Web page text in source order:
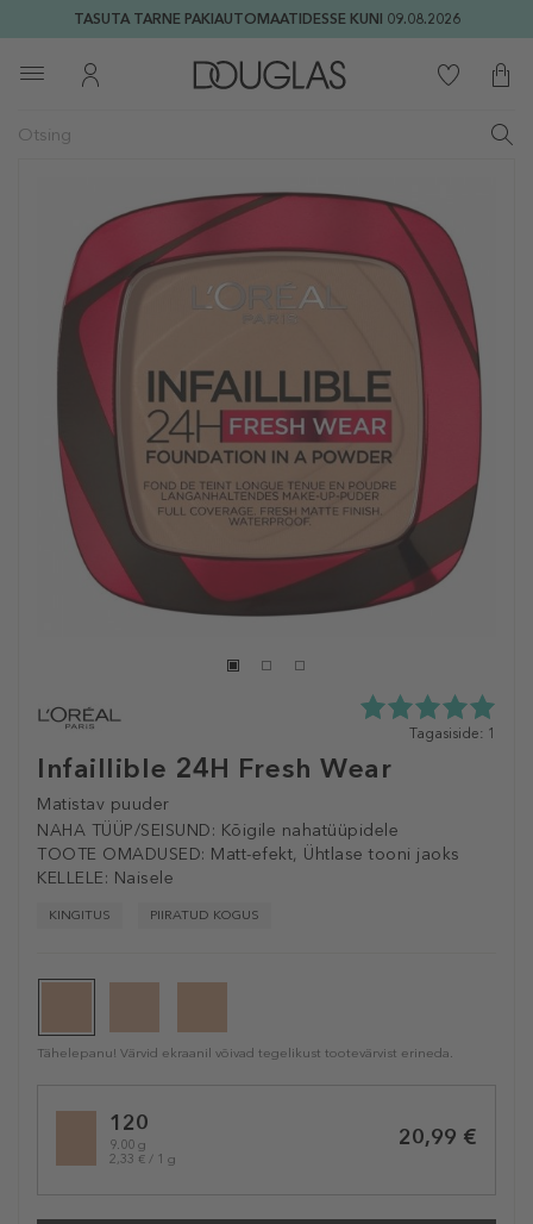
TASUTA TARNE PAKIAUTOMAATIDESSE KUNI 09.08.2026
Infaillible 24H Fresh Wear
Matistav puuder
NAHA TÜÜP/SEISUND: Kõigile nahatüüpidele
TOOTE OMADUSED: Matt-efekt, Ühtlase tooni jaoks
KELLELE: Naisele
KINGITUS PIIRATUD KOGUS
5.0
Tagasiside: 1
Tähelepanu! Värvid ekraanil võivad tegelikust tootevärvist erineda.
variation120
9.00 g
2,33 € / 1 g
20,99 €